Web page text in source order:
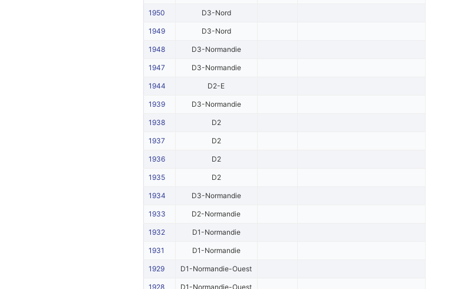
1950 D3-Nord
1949 D3-Nord
1948 D3-Normandie
1947 D3-Normandie
1944 D2-E
1939 D3-Normandie
1938 D2
1937 D2
1936 D2
1935 D2
1934 D3-Normandie
1933 D2-Normandie
1932 D1-Normandie
1931 D1-Normandie
1929 D1-Normandie-Ouest
1928 D1-Normandie-Ouest